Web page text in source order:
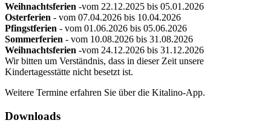
Weihnachtsferien -vom 22.12.2025 bis 05.01.2026
Osterferien - vom 07.04.2026 bis 10.04.2026
Pfingstferien - vom 01.06.2026 bis 05.06.2026
Sommerferien - vom 10.08.2026 bis 31.08.2026
Weihnachtsferien -vom 24.12.2026 bis 31.12.2026
Wir bitten um Verständnis, dass in dieser Zeit unsere
Kindertagesstätte nicht besetzt ist.
Weitere Termine erfahren Sie über die Kitalino-App.
Downloads